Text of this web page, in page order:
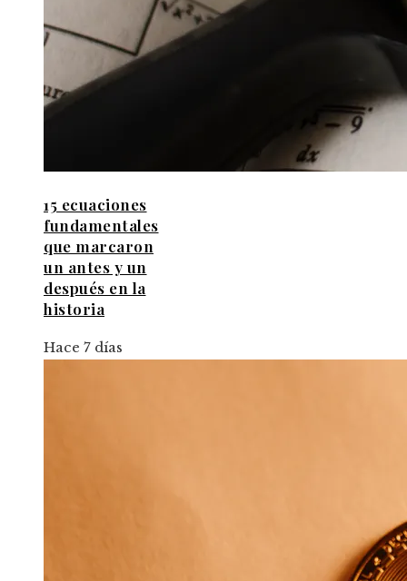
15 ecuaciones
fundamentales
que marcaron
un antes y un
después en la
historia
Hace 7 días